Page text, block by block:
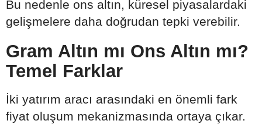
Bu nedenle ons altın, küresel piyasalardaki
gelişmelere daha doğrudan tepki verebilir.
Gram Altın mı Ons Altın mı?
Temel Farklar
İki yatırım aracı arasındaki en önemli fark
fiyat oluşum mekanizmasında ortaya çıkar.